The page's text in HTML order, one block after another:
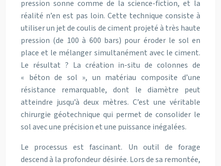
pression sonne comme de la science-fiction, et la
réalité n’en est pas loin. Cette technique consiste à
utiliser un jet de coulis de ciment projeté à très haute
pression (de 100 à 600 bars) pour éroder le sol en
place et le mélanger simultanément avec le ciment.
Le résultat ? La création in-situ de colonnes de
« béton de sol », un matériau composite d’une
résistance remarquable, dont le diamètre peut
atteindre jusqu’à deux mètres. C’est une véritable
chirurgie géotechnique qui permet de consolider le
sol avec une précision et une puissance inégalées.
Le processus est fascinant. Un outil de forage
descend à la profondeur désirée. Lors de sa remontée,